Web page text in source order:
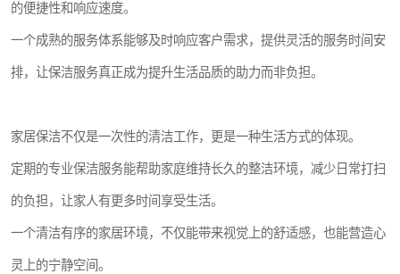
的便捷性和响应速度。
一个成熟的服务体系能够及时响应客户需求，提供灵活的服务时间安
排，让保洁服务真正成为提升生活品质的助力而非负担。
家居保洁不仅是一次性的清洁工作，更是一种生活方式的体现。
定期的专业保洁服务能帮助家庭维持长久的整洁环境，减少日常打扫
的负担，让家人有更多时间享受生活。
一个清洁有序的家居环境，不仅能带来视觉上的舒适感，也能营造心
灵上的宁静空间。